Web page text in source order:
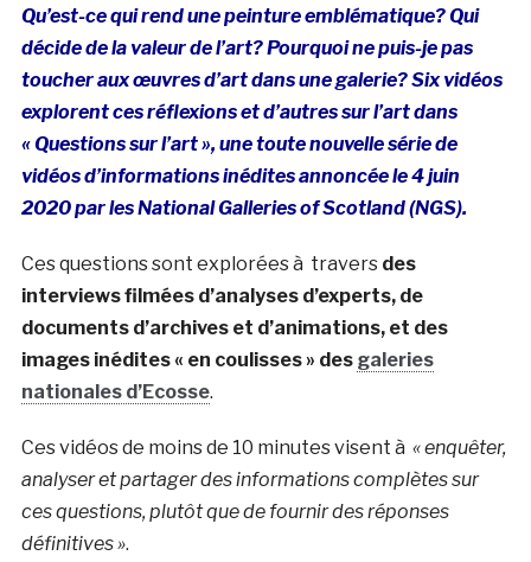
Qu’est-ce qui rend une peinture emblématique? Qui
décide de la valeur de l’art? Pourquoi ne puis-je pas
toucher aux œuvres d’art dans une galerie? Six vidéos
explorent ces réflexions et d’autres sur l’art dans
« Questions sur l’art », une toute nouvelle série de
vidéos d’informations inédites annoncée le 4 juin
2020 par les National Galleries of Scotland (NGS).
Ces questions sont explorées à travers des
interviews filmées d’analyses d’experts, de
documents d’archives et d’animations, et des
images inédites « en coulisses » des galeries
nationales d’Ecosse.
Ces vidéos de moins de 10 minutes visent à « enquêter,
analyser et partager des informations complètes sur
ces questions, plutôt que de fournir des réponses
définitives ».